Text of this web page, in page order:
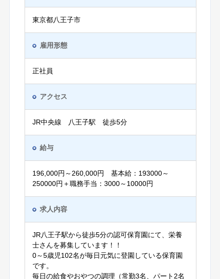
東京都八王子市
雇用形態
正社員
アクセス
JR中央線 八王子駅 徒歩5分
給与
196,000円～260,000円 基本給：193000～
250000円＋職務手当：3000～10000円
求人内容
JR八王子駅から徒歩5分の認可保育園にて、栄養
士さんを募集しています！！
0～5歳児102名が毎日元気に登園している保育園
です。
毎日の給食やおやつの調理（常勤3名、パート2名